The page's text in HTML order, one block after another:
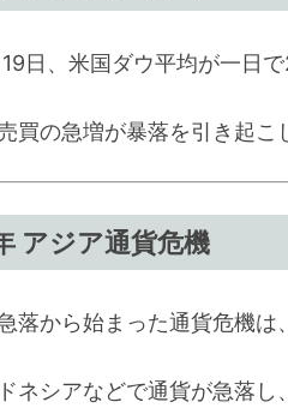
日、米国ダウ平均が一日
買の急増が暴落を引き起こ
アジア通貨危機
落から始まった通貨危機は
ネシアなどで通貨が急落し